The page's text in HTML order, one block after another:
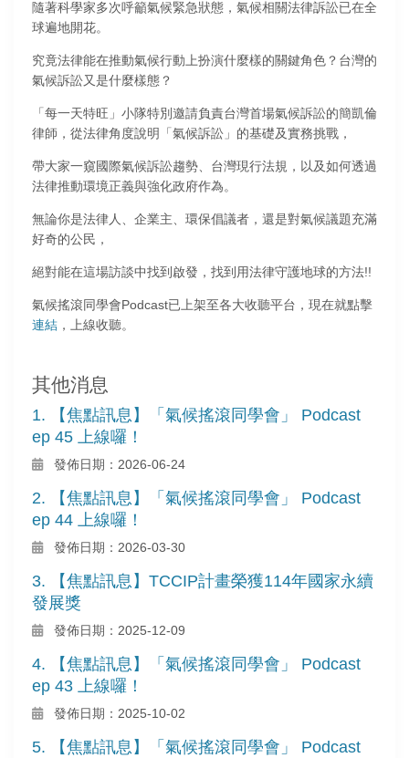
隨著科學家多次呼籲氣候緊急狀態，氣候相關法律訴訟已在全
球遍地開花。
究竟法律能在推動氣候行動上扮演什麼樣的關鍵角色？台灣的
氣候訴訟又是什麼樣態？
「每一天特旺」小隊特別邀請負責台灣首場氣候訴訟的簡凱倫
律師，從法律角度說明「氣候訴訟」的基礎及實務挑戰，
帶大家一窺國際氣候訴訟趨勢、台灣現行法規，以及如何透過
法律推動環境正義與強化政府作為。
無論你是法律人、企業主、環保倡議者，還是對氣候議題充滿
好奇的公民，
絕對能在這場訪談中找到啟發，找到用法律守護地球的方法!!
氣候搖滾同學會Podcast已上架至各大收聽平台，現在就點擊
連結，上線收聽。
其他消息
1. 【焦點訊息】「氣候搖滾同學會」 Podcast
ep 45 上線囉！
發佈日期：2026-06-24
2. 【焦點訊息】「氣候搖滾同學會」 Podcast
ep 44 上線囉！
發佈日期：2026-03-30
3. 【焦點訊息】TCCIP計畫榮獲114年國家永續
發展獎
發佈日期：2025-12-09
4. 【焦點訊息】「氣候搖滾同學會」 Podcast
ep 43 上線囉！
發佈日期：2025-10-02
5. 【焦點訊息】「氣候搖滾同學會」 Podcast